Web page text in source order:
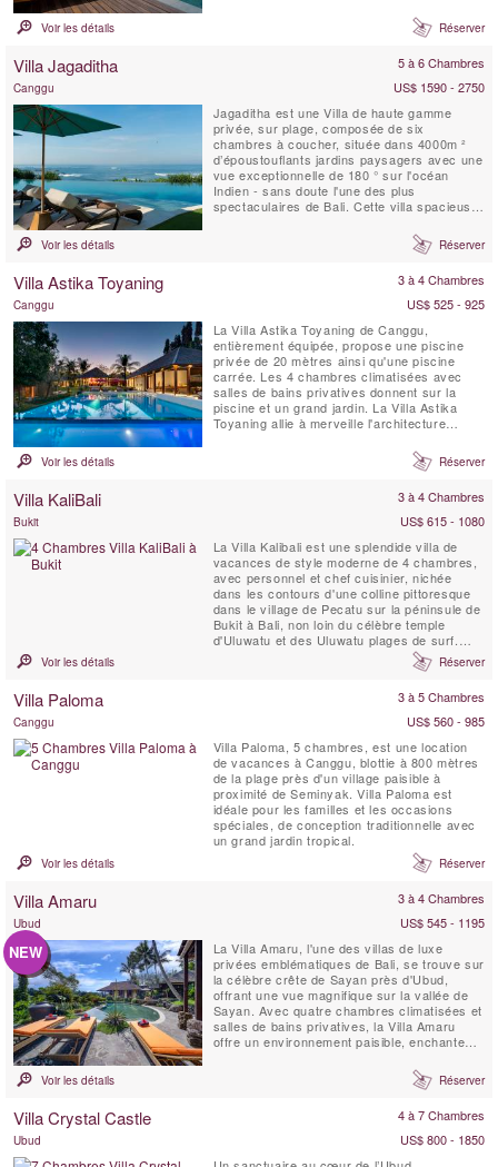
surplombant des champs de riz naturels.
Voir les détails Réserver
Villa Jagaditha 5 à 6 Chambres
Canggu
US$ 1590 - 2750
Jagaditha est une Villa de haute gamme
privée, sur plage, composée de six
chambres à coucher, située dans 4000m ²
d’époustouflants jardins paysagers avec une
vue exceptionnelle de 180 ° sur l'océan
Indien - sans doute l'une des plus
spectaculaires de Bali. Cette villa spacieuse,
pour les réunions de famille et les
rencontres. Que vous soyez 2 ou 12, notre
s'occupera de tous vos besoins.
Voir les détails Réserver
Villa Astika Toyaning 3 à 4 Chambres
Canggu
US$ 525 - 925
La Villa Astika Toyaning de Canggu,
entièrement équipée, propose une piscine
privée de 20 mètres ainsi qu'une piscine
carrée. Les 4 chambres climatisées avec
salles de bains privatives donnent sur la
piscine et un grand jardin. La Villa Astika
Toyaning allie à merveille l'architecture
offre la retraite idéale pour les grandes
familles ou les groupes d'amis. Elle se
Voir les détails Réserver
Villa KaliBali 3 à 4 Chambres
Bukit
US$ 615 - 1080
La Villa Kalibali est une splendide villa de
vacances de style moderne de 4 chambres,
avec personnel et chef cuisinier, nichée
dans les contours d'une colline pittoresque
dans le village de Pecatu sur la péninsule de
Bukit à Bali, non loin du célèbre temple
d'Uluwatu et des Uluwatu plages de surf.
Située dans un jardin spacieux, la Villa
KaliBali offre des vues panoramiques
grande partie de la côte ouest de Bali. Les
Voir les détails Réserver
Villa Paloma 3 à 5 Chambres
Canggu
US$ 560 - 985
Villa Paloma, 5 chambres, est une location
de vacances à Canggu, blottie à 800 mètres
de la plage près d'un village paisible à
proximité de Seminyak. Villa Paloma est
idéale pour les familles et les occasions
spéciales, de conception traditionnelle avec
un grand jardin tropical.
Voir les détails Réserver
Villa Amaru 3 à 4 Chambres
Ubud US$ 545 - 1195
NEW
La Villa Amaru, l'une des villas de luxe
privées emblématiques de Bali, se trouve sur
la célèbre crête de Sayan près d'Ubud,
offrant une vue magnifique sur la vallée de
Sayan. Avec quatre chambres climatisées et
salles de bains privatives, la Villa Amaru
offre un environnement paisible, enchanteur
offre une vue panoramique à couper le
souffle sur la chaîne de volcans de Bali et
Voir les détails Réserver
Villa Crystal Castle 4 à 7 Chambres
Ubud
US$ 800 - 1850